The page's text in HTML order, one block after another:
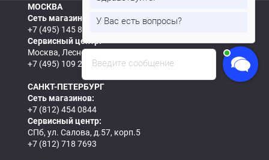
МОСКВА
Сеть магазинов:
+7 (495) 145 8805
Сервисный центр:
Москва, Леснорядский пер., д. 18, с.2
+7 (495) 109 2883
САНКТ-ПЕТЕРБУРГ
Сеть магазинов:
+7 (812) 454 0844
Сервисный центр:
СПб, ул. Салова, д.57, корп.5
+7 (812) 718 7693
Введите сообщение